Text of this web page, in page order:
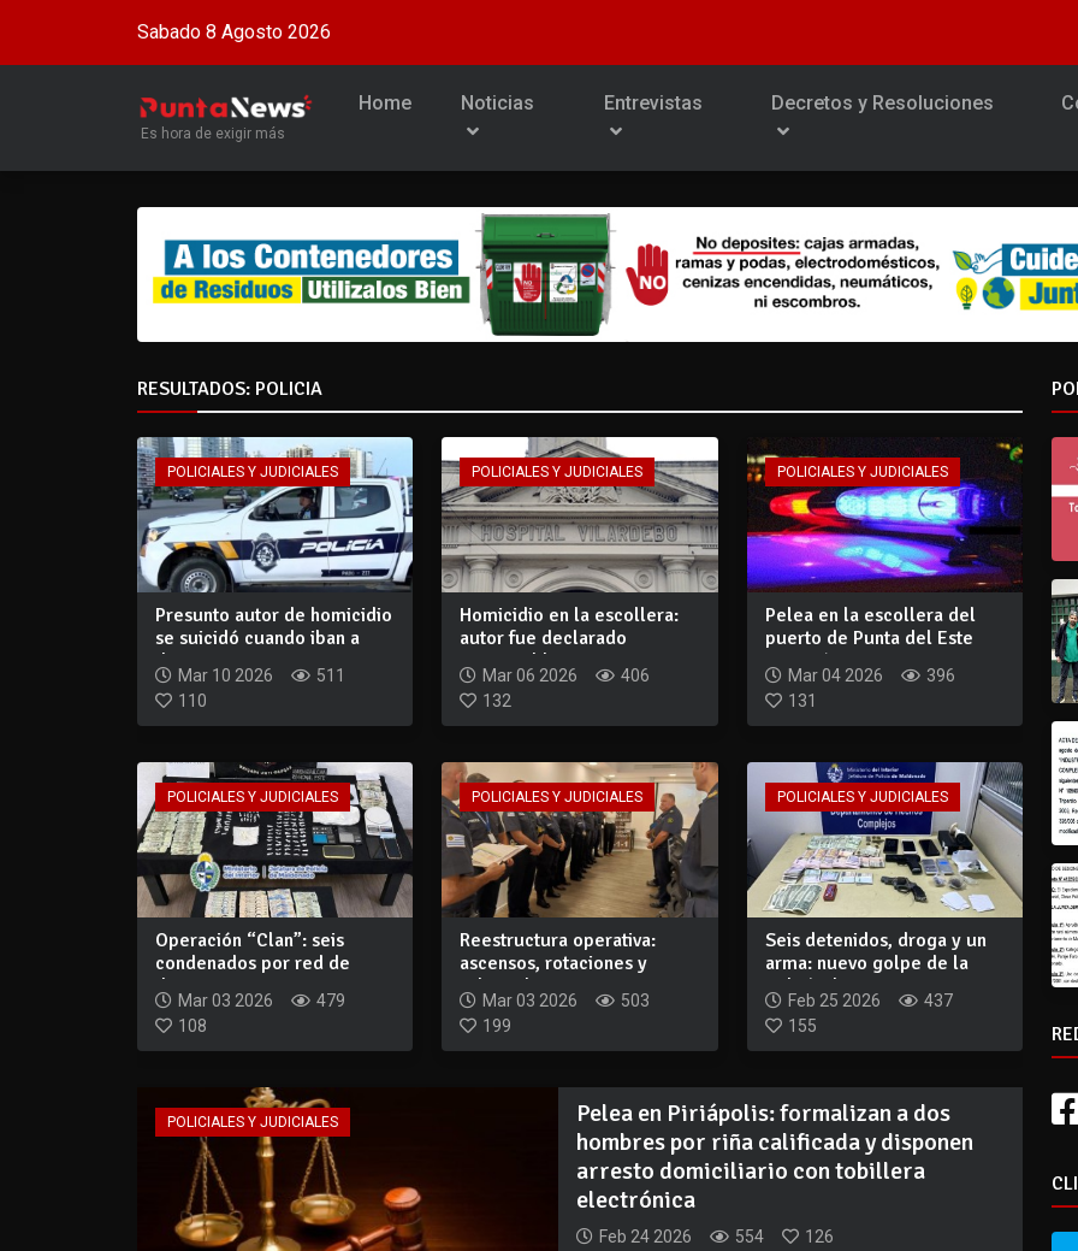
Sabado 8 Agosto 2026
Es hora de exigir más
Home Noticias Entrevistas Decretos y Resoluciones
RESULTADOS: POLICIA
POLICIALES Y JUDICIALES
Presunto autor de homicidio
se suicidó cuando iban a
detener...
Mar 10 2026
511
110
POLICIALES Y JUDICIALES
Homicidio en la escollera:
autor fue declarado
inimputable y...
Mar 06 2026
406
132
POLICIALES Y JUDICIALES
Pelea en la escollera del
puerto de Punta del Este
terminó c...
Mar 04 2026
396
131
POLICIALES Y JUDICIALES
Operación “Clan”: seis
condenados por red de
drogas; incauta...
Mar 03 2026
479
108
POLICIALES Y JUDICIALES
Reestructura operativa:
ascensos, rotaciones y
relevo de man...
Mar 03 2026
503
199
POLICIALES Y JUDICIALES
Seis detenidos, droga y un
arma: nuevo golpe de la
policía d...
Feb 25 2026
437
155
POLICIALES Y JUDICIALES
Pelea en Piriápolis: formalizan a dos
hombres por riña calificada y disponen
arresto domiciliario con tobillera
electrónica
Feb 24 2026 554
126